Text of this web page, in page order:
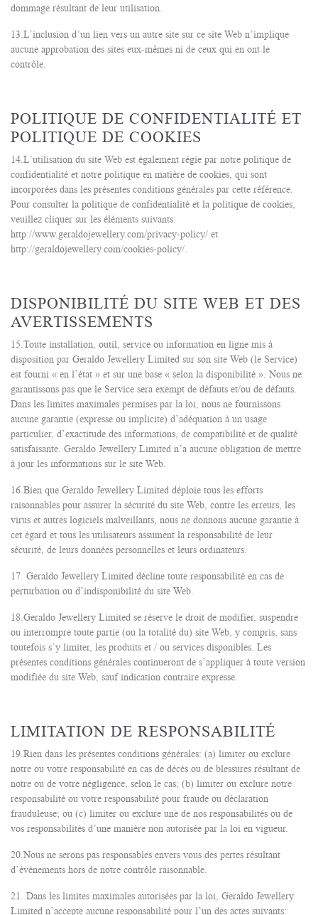
dommage résultant de leur utilisation.
13.L’inclusion d’un lien vers un autre site sur ce site Web n’implique
aucune approbation des sites eux-mêmes ni de ceux qui en ont le
contrôle.
POLITIQUE DE CONFIDENTIALITÉ ET
POLITIQUE DE COOKIES
14.L’utilisation du site Web est également régie par notre politique de
confidentialité et notre politique en matière de cookies, qui sont
incorporées dans les présentes conditions générales par cette référence.
Pour consulter la politique de confidentialité et la politique de cookies,
veuillez cliquer sur les éléments suivants:
http://www.geraldojewellery.com/privacy-policy/ et
http://geraldojewellery.com/cookies-policy/.
DISPONIBILITÉ DU SITE WEB ET DES
AVERTISSEMENTS
15.Toute installation, outil, service ou information en ligne mis à
disposition par Geraldo Jewellery Limited sur son site Web (le Service)
est fourni « en l’état » et sur une base « selon la disponibilité ». Nous ne
garantissons pas que le Service sera exempt de défauts et/ou de défauts.
Dans les limites maximales permises par la loi, nous ne fournissons
aucune garantie (expresse ou implicite) d’adéquation à un usage
particulier, d’exactitude des informations, de compatibilité et de qualité
satisfaisante. Geraldo Jewellery Limited n’a aucune obligation de mettre
à jour les informations sur le site Web.
16.Bien que Geraldo Jewellery Limited déploie tous les efforts
raisonnables pour assurer la sécurité du site Web, contre les erreurs, les
virus et autres logiciels malveillants, nous ne donnons aucune garantie à
cet égard et tous les utilisateurs assument la responsabilité de leur
sécurité, de leurs données personnelles et leurs ordinateurs.
17. Geraldo Jewellery Limited décline toute responsabilité en cas de
perturbation ou d’indisponibilité du site Web.
18.Geraldo Jewellery Limited se réserve le droit de modifier, suspendre
ou interrompre toute partie (ou la totalité du) site Web, y compris, sans
toutefois s’y limiter, les produits et / ou services disponibles. Les
présentes conditions générales continueront de s’appliquer à toute version
modifiée du site Web, sauf indication contraire expresse.
LIMITATION DE RESPONSABILITÉ
19.Rien dans les présentes conditions générales: (a) limiter ou exclure
notre ou votre responsabilité en cas de décès ou de blessures résultant de
notre ou de votre négligence, selon le cas; (b) limiter ou exclure notre
responsabilité ou votre responsabilité pour fraude ou déclaration
frauduleuse; ou (c) limiter ou exclure une de nos responsabilités ou de
vos responsabilités d’une manière non autorisée par la loi en vigueur.
20.Nous ne serons pas responsables envers vous des pertes résultant
d’événements hors de notre contrôle raisonnable.
21. Dans les limites maximales autorisées par la loi, Geraldo Jewellery
Limited n’accepte aucune responsabilité pour l’un des actes suivants: